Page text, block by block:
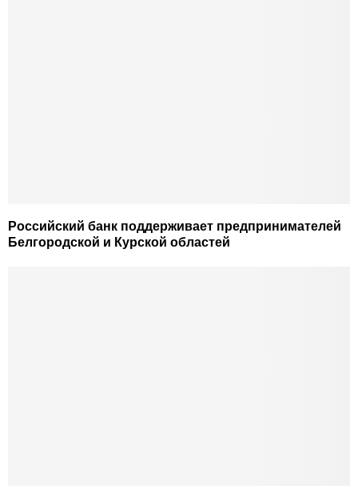
Российский банк поддерживает предпринимателей
Белгородской и Курской областей